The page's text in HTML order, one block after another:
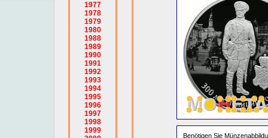
1977
1978
1979
1980
1988
1989
1990
1991
1992
1993
1994
1995
1996
1997
1998
1999
Benötigen Sie